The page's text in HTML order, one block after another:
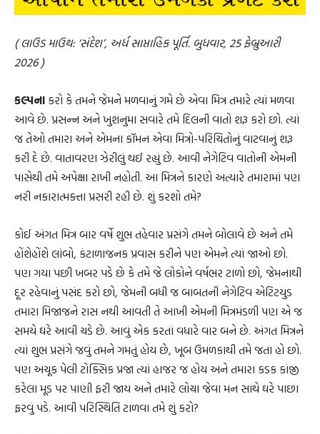
( લાઉડ માઉથ: ‘સંદેશ’, અર્ધ સાપ્તાહિક પૂર્તિ. બુધવાર, 25 ફેબ્રુઆરી
2026 )
કલ્પના કરો કે તમને જેમને મળવાનું ગમે છે એવા મિત્ર તમારે ત્યાં મળવા
આવે છે. પ્રસન્ન અને ખુશનુમા સવારે તમે દિલની વાતો શરૂ કરો છો. ત્યાં
જ તેઓ તમારા અને એમના કૉમન એવા મિત્રો-પરિચિતોનું વાટવાનું શરૂ
કરી દે છે. વાતાવરણ ઝેરીલું થઈ રહ્યું છે. આવી નેગેટિવ વાતોની એમની
પાસેથી તમે અપેક્ષા રાખી નહોતી. આ મિત્રને કારણે અત્યારે તમારામાં પણ
નરી નકારાત્મક્તા પ્રસરી રહી છે. શું કરશો તમે?
કોઈ અંગત મિત્ર બાર વર્ષે શુભ તહેવાર પ્રસંગે તમને બોલાવે છે અને તમે
હોંશેહોંશે લાંબો, કંટાળાજનક પ્રવાસ કરીને પણ એમને ત્યાં જાઓ છો.
પણ ગયા પછી ખબર પડે છે કે તમે જે લોકોને વર્ષભર ટાળો છો, જેમનાથી
દૂર રહેવાનું પસંદ કરો છો, જેમની બધી જ બાબતની નેગેટિવ એટિટયુડ
તમારા મિજાજને રાસ નથી આવતી તે આખી એમની મિત્રમંડળી પણ એ જ
સમયે ઘરે આવી ચડે છે. આવું એક કરતાં વધારે વાર બને છે. અંગત મિત્રને
ત્યાં શુભ પ્રસંગે જવું તમને ગમતું હોય છે, ખૂબ ઉમળકાથી તમે જતા હો છો.
પણ અચૂક પેલી ટોક્સિક પ્રજા ત્યાં હાજર જ હોય અને તમારા કડક કાંજી
કરેલા મૂડ પર પાણી ફરી જાય અને તમારે લોચા જેવા મન સાથે ઘરે પાછા
ફરવું પડે. આવી પરિસ્થિતિ ટાળવા તમે શું કરો?